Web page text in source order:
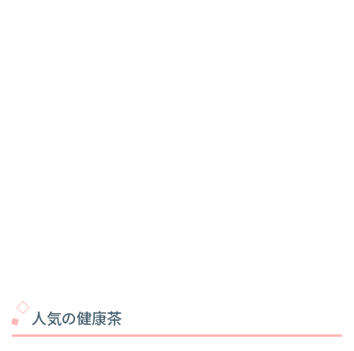
人気の健康茶